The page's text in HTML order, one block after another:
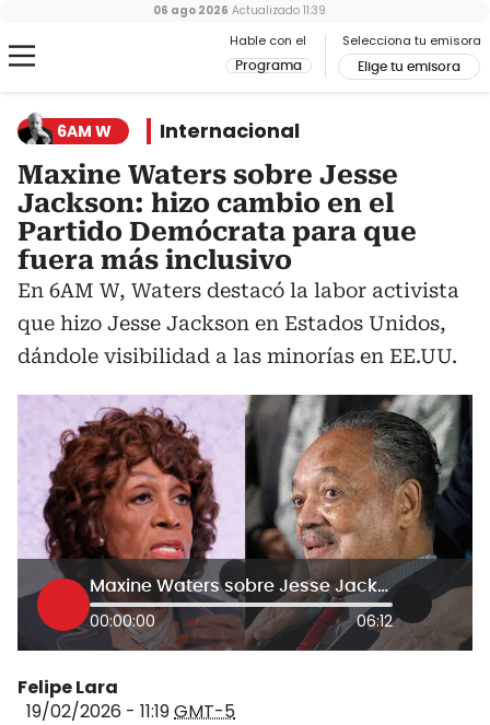
Hable con el
Programa
Selecciona tu emisora
Elige tu emisora
06 ago 2026 Actualizado 11:39
6AM W Internacional
Maxine Waters sobre Jesse
Jackson: hizo cambio en el
Partido Demócrata para que
fuera más inclusivo
En 6AM W, Waters destacó la labor activista
que hizo Jesse Jackson en Estados Unidos,
dándole visibilidad a las minorías en EE.UU.
Maxine Waters sobre Jesse Jackson: hizo cambio en el Partido Demócrata para que fuera más inclusivo
00:00:00 06:12
Felipe Lara
19/02/2026 - 11:19GMT-5